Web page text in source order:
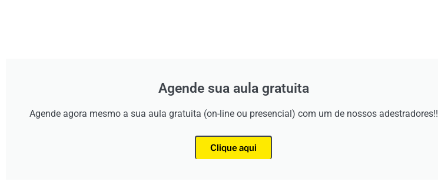
Agende sua aula gratuita
Agende agora mesmo a sua aula gratuita (on-line ou presencial) com um de nossos adestradores!!
Clique aqui